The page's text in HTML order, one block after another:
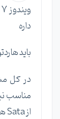
باید